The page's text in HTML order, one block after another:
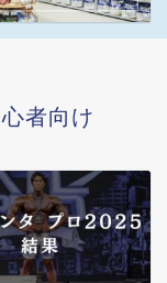
者向け